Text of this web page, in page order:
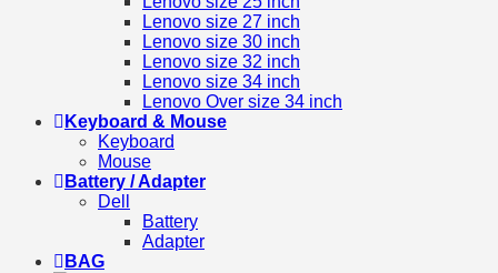
Lenovo size 27 inch
Lenovo size 30 inch
Lenovo size 32 inch
Lenovo size 34 inch
Lenovo Over size 34 inch
Keyboard & Mouse
Keyboard
Mouse
Battery / Adapter
Dell
Battery
Adapter
BAG